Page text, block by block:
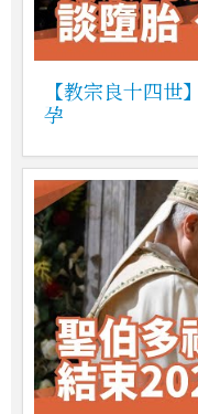
【教宗良十四
孕